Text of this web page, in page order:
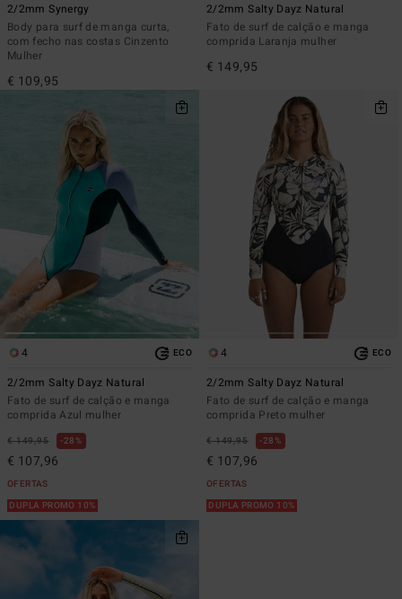
2/2mm Synergy
Body para surf de manga curta,
com fecho nas costas Cinzento
Mulher
€ 109,95
2/2mm Salty Dayz Natural
Fato de surf de calção e manga
comprida Laranja mulher
€ 149,95
4 ECO
2/2mm Salty Dayz Natural
Fato de surf de calção e manga
comprida Azul mulher
€ 149,95 28%
€ 107,96
OFERTAS
DUPLA PROMO 10%
4 ECO
2/2mm Salty Dayz Natural
Fato de surf de calção e manga
comprida Preto mulher
€ 149,95 28%
€ 107,96
OFERTAS
DUPLA PROMO 10%